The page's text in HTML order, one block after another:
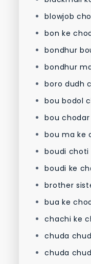
blowjob
bon ke
bondhur
bondhur
boro dudh
bou bodol
bou
bou ma ke
boudi choti
boudi ke
brother
bua ke
chachi ke
chuda
chuda